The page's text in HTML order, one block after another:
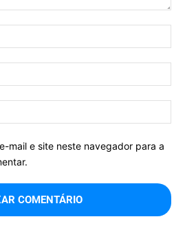
mail e site neste navegador para a